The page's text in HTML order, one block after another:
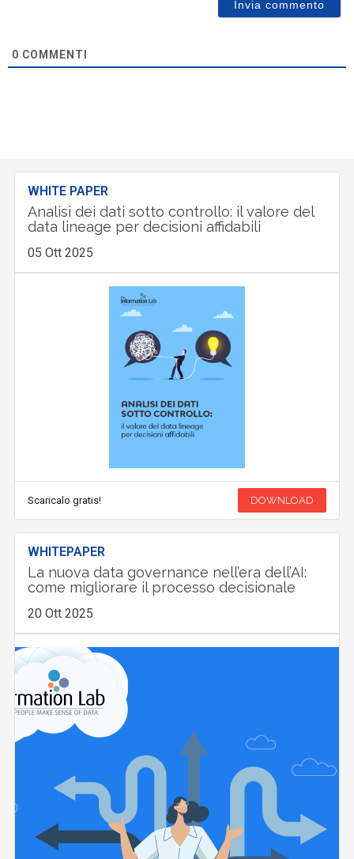
0 COMMENTI
WHITE PAPER
Analisi dei dati sotto controllo: il valore del
data lineage per decisioni affidabili
05 Ott 2025
Scaricalo gratis! DOWNLOAD
WHITEPAPER
La nuova data governance nell’era dell’AI:
come migliorare il processo decisionale
20 Ott 2025